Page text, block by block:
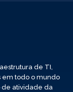
de TI,
em todo o mundo
atividade da